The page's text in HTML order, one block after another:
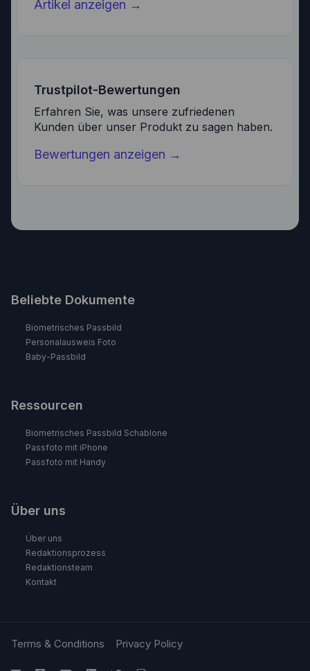
Artikel anzeigen →
Trustpilot-Bewertungen
Erfahren Sie, was unsere zufriedenen
Kunden über unser Produkt zu sagen haben.
Bewertungen anzeigen →
Beliebte Dokumente
Biometrisches Passbild
Personalausweis Foto
Baby-Passbild
Ressourcen
Biometrisches Passbild Schablone
Passfoto mit iPhone
Passfoto mit Handy
Über uns
Über uns
Redaktionsprozess
Redaktionsteam
Kontakt
Terms & Conditions Privacy Policy